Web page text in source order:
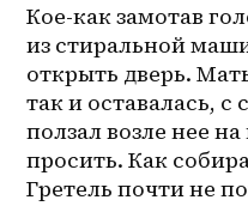
Кое-как замотав
из стиральной
открыть дверь.
так и оставалась, с
ползал возле нее
просить. Как
Гретель почти не